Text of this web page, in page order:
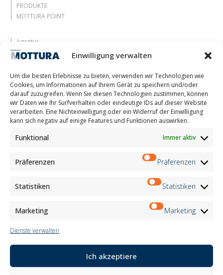
Einwilligung verwalten
Um die besten Erlebnisse zu bieten, verwenden wir Technologien wie
Cookies, um Informationen auf Ihrem Gerät zu speichern und/oder
darauf zuzugreifen. Wenn Sie diesen Technologien zustimmen, können
wir Daten wie Ihr Surfverhalten oder eindeutige IDs auf dieser Website
verarbeiten. Eine Nichteinwilligung oder ein Widerruf der Einwilligung
kann sich negativ auf einige Features und Funktionen auswirken.
Funktional Immer aktiv
Präferenzen Präferenzen
Statistiken Statistiken
Marketing Marketing
Dienste verwalten
Ich akzeptiere
PRODUKTE
MOTTURA POINT
Agentur
Lassen Sie sich inspirieren
Kontakte
Arbeite mit uns
Reservierter Bereich
Zertifizierungen
M2Net
Child Safety
Customer Information
Information for Candidates
Register Information
Anmeldung